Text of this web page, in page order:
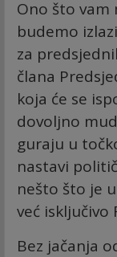
Ono što vam
budemo
za
člana
koja će se
dovoljno
guraju u
nastavi
nešto što je
već isključivo
Bez jačanja